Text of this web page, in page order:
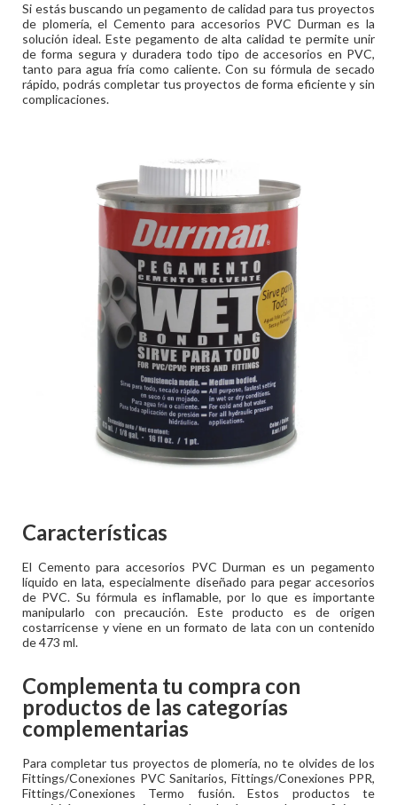
Si estás buscando un pegamento de calidad para tus proyectos
de plomería, el Cemento para accesorios PVC Durman es la
solución ideal. Este pegamento de alta calidad te permite unir
de forma segura y duradera todo tipo de accesorios en PVC,
tanto para agua fría como caliente. Con su fórmula de secado
rápido, podrás completar tus proyectos de forma eficiente y sin
complicaciones.
Características
El Cemento para accesorios PVC Durman es un pegamento
líquido en lata, especialmente diseñado para pegar accesorios
de PVC. Su fórmula es inflamable, por lo que es importante
manipularlo con precaución. Este producto es de origen
costarricense y viene en un formato de lata con un contenido
de 473 ml.
Complementa tu compra con
productos de las categorías
complementarias
Para completar tus proyectos de plomería, no te olvides de los
Fittings/Conexiones PVC Sanitarios, Fittings/Conexiones PPR,
Fittings/Conexiones Termo fusión. Estos productos te